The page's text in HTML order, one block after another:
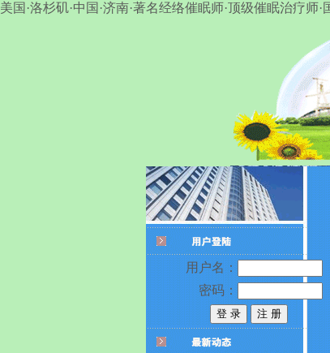
美国·洛杉矶·中国·济南·著名经络催眠师·顶级催眠治疗师
用户名：
密码：